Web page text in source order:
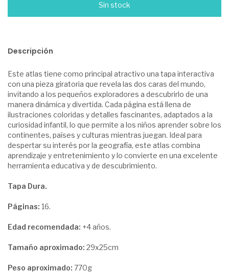
Descripción
Este atlas tiene como principal atractivo una tapa interactiva
con una pieza giratoria que revela las dos caras del mundo,
invitando a los pequeños exploradores a descubrirlo de una
manera dinámica y divertida. Cada página está llena de
ilustraciones coloridas y detalles fascinantes, adaptados a la
curiosidad infantil, lo que permite a los niños aprender sobre los
continentes, países y culturas mientras juegan. Ideal para
despertar su interés por la geografía, este atlas combina
aprendizaje y entretenimiento y lo convierte en una excelente
herramienta educativa y de descubrimiento.
Tapa Dura.
Páginas: 16.
Edad recomendada: +4 años.
Tamaño aproximado: 29x25cm
Peso aproximado: 770g